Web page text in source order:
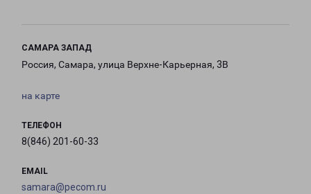
САМАРА ЗАПАД
Россия, Самара, улица Верхне-Карьерная, 3В
на карте
ТЕЛЕФОН
8(846) 201-60-33
EMAIL
samara@pecom.ru